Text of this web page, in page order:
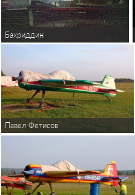
Бахриддин
Павел Фетисов